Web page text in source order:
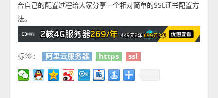
合自己的配置过程给大家分享一个相对简单的SSL证书配置方
法。
标签： 阿里云服务器 https ssl